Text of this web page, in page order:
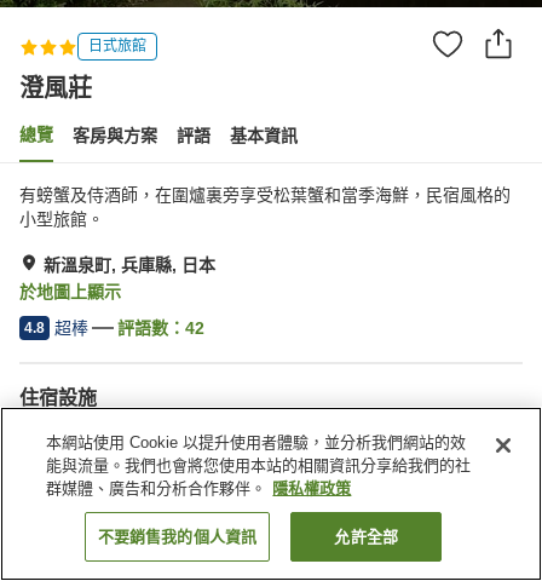
日式旅館
澄風莊
總覽 客房與方案 評語 基本資訊
有螃蟹及侍酒師，在圍爐裏旁享受松葉蟹和當季海鮮，民宿風格的
小型旅館。
新溫泉町, 兵庫縣, 日本
於地圖上顯示
4.8 超棒 評語數： 42
住宿設施
停車場
自動販賣機
宴會廳
公共澡堂（溫泉）
找客房
本網站使用 Cookie 以提升使用者體驗，並分析我們網站的效
能與流量。我們也會將您使用本站的相關資訊分享給我們的社
群媒體、廣告和分析合作夥伴。
隱私權政策
不要銷售我的個人資訊 允許全部